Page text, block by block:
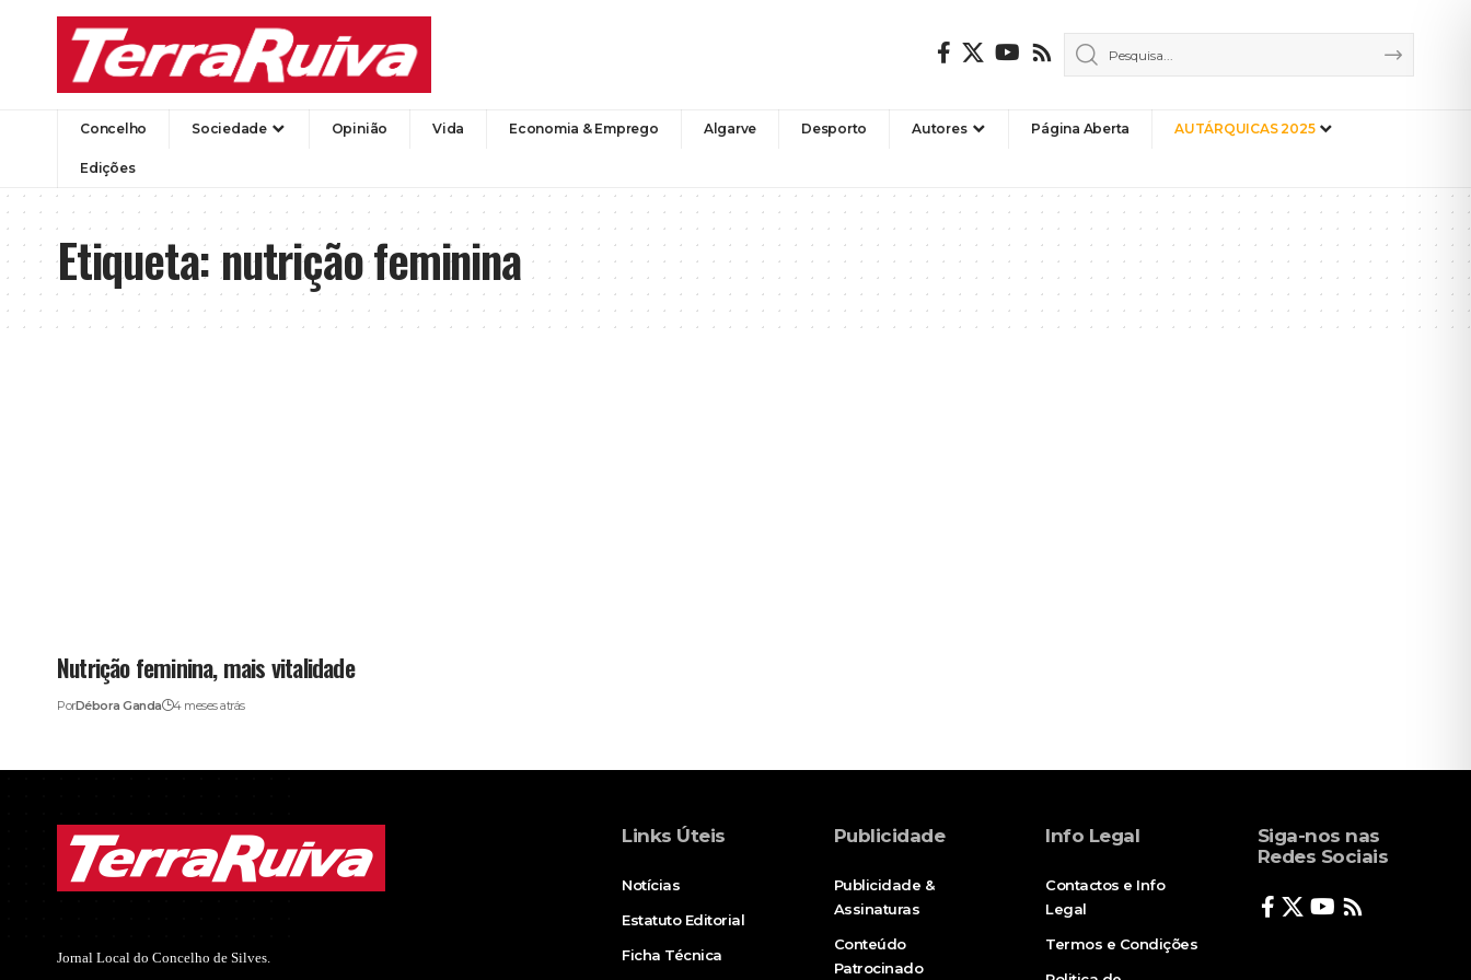
Concelho Sociedade Opinião Vida Economia & Emprego Algarve Desporto Autores Página Aberta AUTÁRQUICAS 2025
Edições
Etiqueta:nutrição feminina
Nutrição feminina, mais vitalidade
PorDébora Ganda 4 meses atrás
Jornal Local do Concelho de Silves.
Links Úteis
Notícias
Estatuto Editorial
Ficha Técnica
Publicidade
Publicidade &
Assinaturas
Conteúdo
Patrocinado
Info Legal
Contactos e Info
Legal
Termos e Condições
Siga-nos nas
Redes Sociais